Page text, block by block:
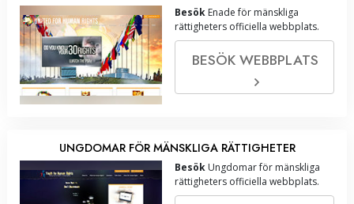
Besök Enade för mänskliga
rättigheters officiella webbplats.
BESÖK WEBBPLATS
UNGDOMAR FÖR MÄNSKLIGA RÄTTIGHETER
Besök Ungdomar för mänskliga
rättigheters officiella webbplats.